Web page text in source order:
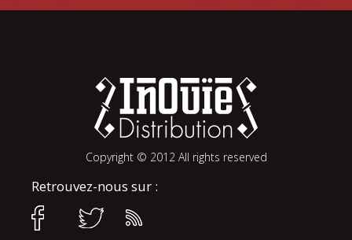
Copyright © 2012 All rights reserved
Retrouvez-nous sur :